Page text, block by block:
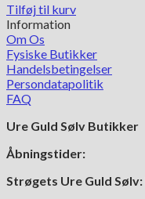
Tilføj til kurv
Information
Om Os
Fysiske Butikker
Handelsbetingelser
Persondatapolitik
FAQ
Ure Guld Sølv Butikker
Åbningstider:
Strøgets Ure Guld Sølv: